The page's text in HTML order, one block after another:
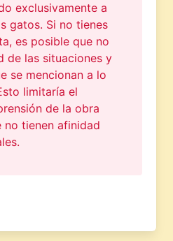
exclusivamente a
gatos. Si no tienes
es posible que no
de las situaciones y
se mencionan a lo
limitaría el
de la obra
no tienen afinidad